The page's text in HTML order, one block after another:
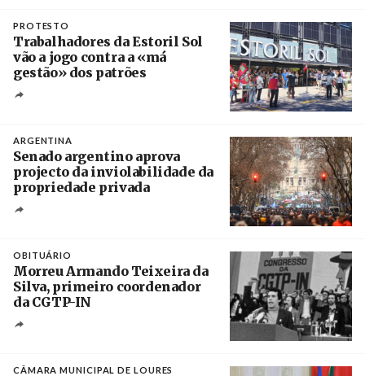
PROTESTO
Trabalhadores da Estoril Sol
vão a jogo contra a «má
gestão» dos patrões
ARGENTINA
Senado argentino aprova
projecto da inviolabilidade da
propriedade privada
OBITUÁRIO
Morreu Armando Teixeira da
Silva, primeiro coordenador
da CGTP-IN
CÂMARA MUNICIPAL DE LOURES